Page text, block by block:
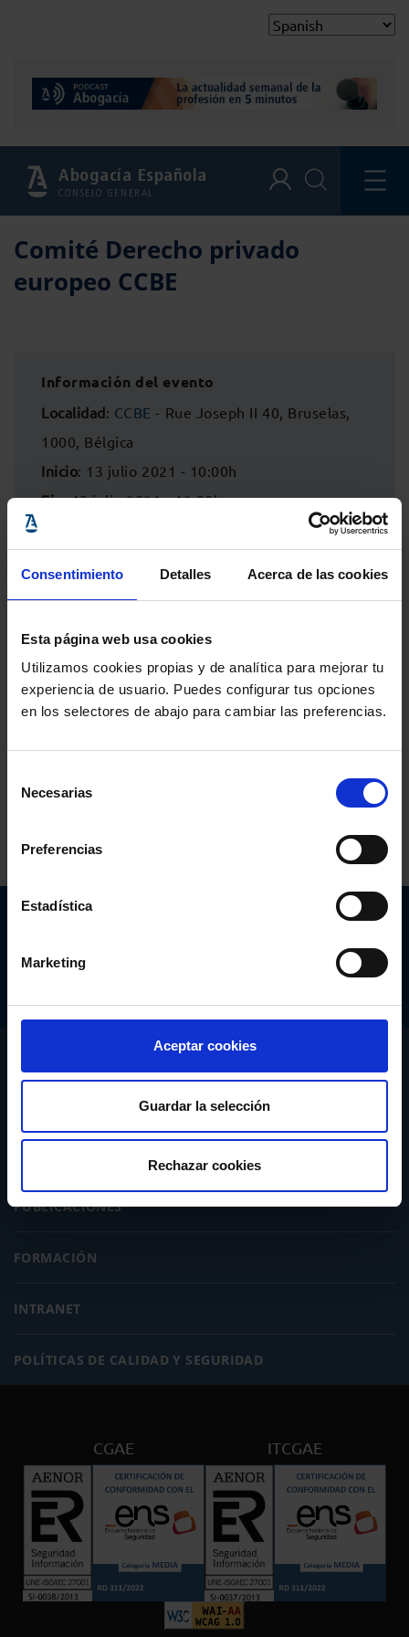
Consentimiento Detalles Acerca de las cookies
Esta página web usa cookies
Utilizamos cookies propias y de analítica para mejorar tu
experiencia de usuario. Puedes configurar tus opciones
en los selectores de abajo para cambiar las preferencias.
Necesarias
Preferencias
Estadística
Marketing
Aceptar cookies
Guardar la selección
Rechazar cookies
Abogacía Española
CONSEJO GENERAL
Comité Derecho privado
europeo CCBE
Información del evento
Localidad: CCBE - Rue Joseph II 40, Bruselas,
1000, Bélgica
Inicio: 13 julio 2021 - 10:00h
Fin: 13 julio 2021 - 12:00h
PUBLICACIONES
FORMACIÓN
INTRANET
POLÍTICAS DE CALIDAD Y SEGURIDAD
CGAE ITCGAE